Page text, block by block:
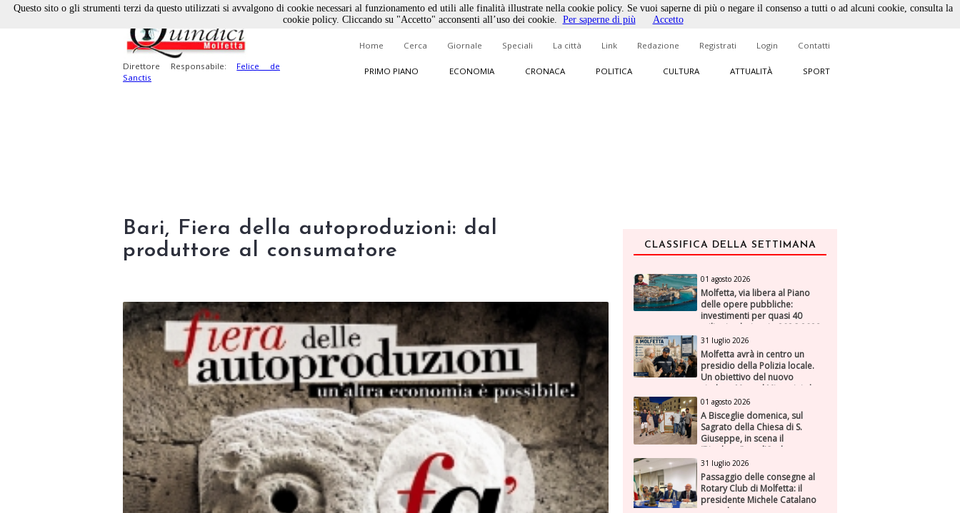
Direttore Responsabile: Felice de
Sanctis
Home Cerca Giornale Speciali La città Link Redazione Registrati Login Contatti
PRIMO PIANO ECONOMIA CRONACA POLITICA CULTURA ATTUALITÀ SPORT
Bari, Fiera della autoproduzioni: dal
produttore al consumatore
CLASSIFICA DELLA SETTIMANA
01 agosto 2026
Molfetta, via libera al Piano
delle opere pubbliche:
investimenti per quasi 40
milioni nel triennio 2026-2028
31 luglio 2026
Molfetta avrà in centro un
presidio della Polizia locale.
Un obiettivo del nuovo
sindaco Manuel Minervini che
diviene realtà, con la speranza
di maggiore efficienza e
presenza sul territorio
01 agosto 2026
A Bisceglie domenica, sul
Sagrato della Chiesa di S.
Giuseppe, in scena il
“Rigoletto” con l’Orchestra
Sinfonica Federiciana
31 luglio 2026
Passaggio delle consegne al
Rotary Club di Molfetta: il
presidente Michele Catalano
Questo sito o gli strumenti terzi da questo utilizzati si avvalgono di cookie necessari al funzionamento ed utili alle finalità illustrate nella cookie policy. Se vuoi saperne di più o negare il consenso a tutti o ad alcuni cookie, consulta la
cookie policy. Cliccando su "Accetto" acconsenti all’uso dei cookie. Per saperne di più Accetto